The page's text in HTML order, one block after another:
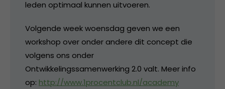
leden optimaal kunnen uitvoeren.
Volgende week woensdag geven we een
workshop over onder andere dit concept die
volgens ons onder
Ontwikkelingssamenwerking 2.0 valt. Meer info
op: http://www.1procentclub.nl/academy